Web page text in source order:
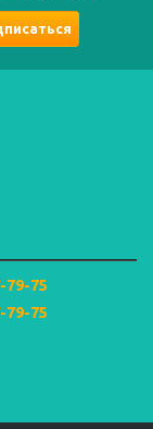
79-75
79-75